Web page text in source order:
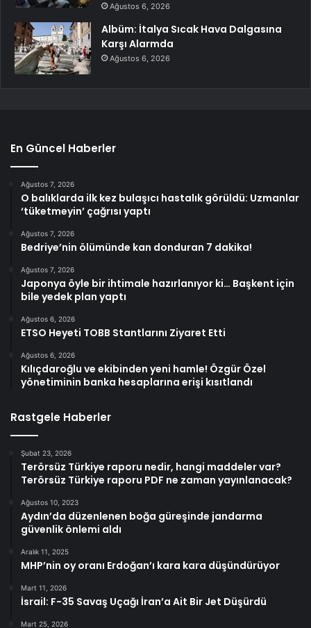
Ağustos 6, 2026
Albüm: İtalya Sıcak Hava Dalgasına
Karşı Alarmda
Ağustos 6, 2026
En Güncel Haberler
Ağustos 7, 2026
O balıklarda ilk kez bulaşıcı hastalık görüldü: Uzmanlar
‘tüketmeyin’ çağrısı yaptı
Ağustos 7, 2026
Bedriye’nin ölümünde kan donduran 7 dakika!
Ağustos 7, 2026
Japonya öyle bir ihtimale hazırlanıyor ki… Başkent için
bile yedek plan yaptı
Ağustos 6, 2026
ETSO Heyeti TOBB Stantlarını Ziyaret Etti
Ağustos 6, 2026
Kılıçdaroğlu ve ekibinden yeni hamle! Özgür Özel
yönetiminin banka hesaplarına erişi kısıtlandı
Rastgele Haberler
Şubat 23, 2026
Terörsüz Türkiye raporu nedir, hangi maddeler var?
Terörsüz Türkiye raporu PDF ne zaman yayınlanacak?
Ağustos 10, 2023
Aydın’da düzenlenen boğa güreşinde jandarma
güvenlik önlemi aldı
Aralık 11, 2025
MHP’nin oy oranı Erdoğan’ı kara kara düşündürüyor
Mart 11, 2026
İsrail: F-35 Savaş Uçağı İran’a Ait Bir Jet Düşürdü
Mart 25, 2026